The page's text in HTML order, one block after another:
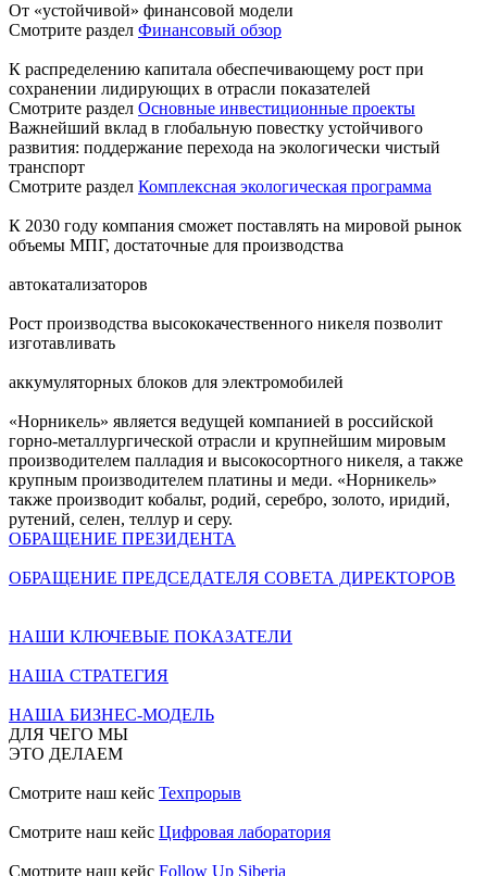
От «устойчивой» финансовой модели
Смотрите раздел Финансовый обзор
К распределению капитала обеспечивающему рост при
сохранении лидирующих в отрасли показателей
Смотрите раздел Основные инвестиционные проекты
Важнейший вклад в глобальную повестку устойчивого
развития: поддержание перехода на экологически чистый
транспорт
Смотрите раздел Комплексная экологическая программа
К 2030 году компания сможет поставлять на мировой рынок
объемы МПГ, достаточные для производства
автокатализаторов
Рост производства высококачественного никеля позволит
изготавливать
аккумуляторных блоков для электромобилей
«Норникель» является ведущей компанией в российской
горно-металлургической отрасли и крупнейшим мировым
производителем палладия и высокосортного никеля, а также
крупным производителем платины и меди. «Норникель»
также производит кобальт, родий, серебро, золото, иридий,
рутений, селен, теллур и серу.
ОБРАЩЕНИЕ ПРЕЗИДЕНТА
ОБРАЩЕНИЕ ПРЕДСЕДАТЕЛЯ СОВЕТА ДИРЕКТОРОВ
НАШИ КЛЮЧЕВЫЕ ПОКАЗАТЕЛИ
НАША СТРАТЕГИЯ
НАША БИЗНЕС-МОДЕЛЬ
ДЛЯ ЧЕГО МЫ
ЭТО ДЕЛАЕМ
Смотрите наш кейс Техпрорыв
Смотрите наш кейс Цифровая лаборатория
Смотрите наш кейс Follow Up Siberia